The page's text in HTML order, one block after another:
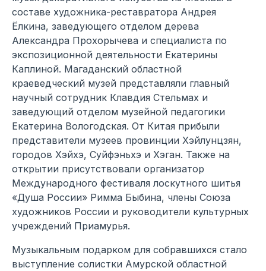
составе художника-реставратора Андрея
Ёлкина, заведующего отделом дерева
Александра Прохорычева и специалиста по
экспозиционной деятельности Екатерины
Каплиной. Магаданский областной
краеведческий музей представляли главный
научный сотрудник Клавдия Стельмах и
заведующий отделом музейной педагогики
Екатерина Вологодская. От Китая прибыли
представители музеев провинции Хэйлунцзян,
городов Хэйхэ, Суйфэньхэ и Хэган. Также на
открытии присутствовали организатор
Международного фестиваля лоскутного шитья
«Душа России» Римма Быбина, члены Союза
художников России и руководители культурных
учреждений Приамурья.
Музыкальным подарком для собравшихся стало
выступление солистки Амурской областной